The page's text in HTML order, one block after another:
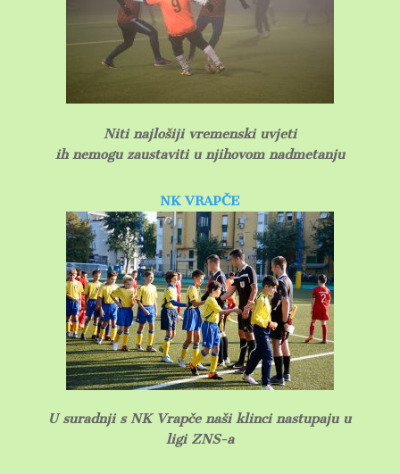
Niti najlošiji vremenski uvjeti
ih nemogu zaustaviti u njihovom nadmetanju
NK VRAPČE
U suradnji s NK Vrapče naši klinci nastupaju u
ligi ZNS-a